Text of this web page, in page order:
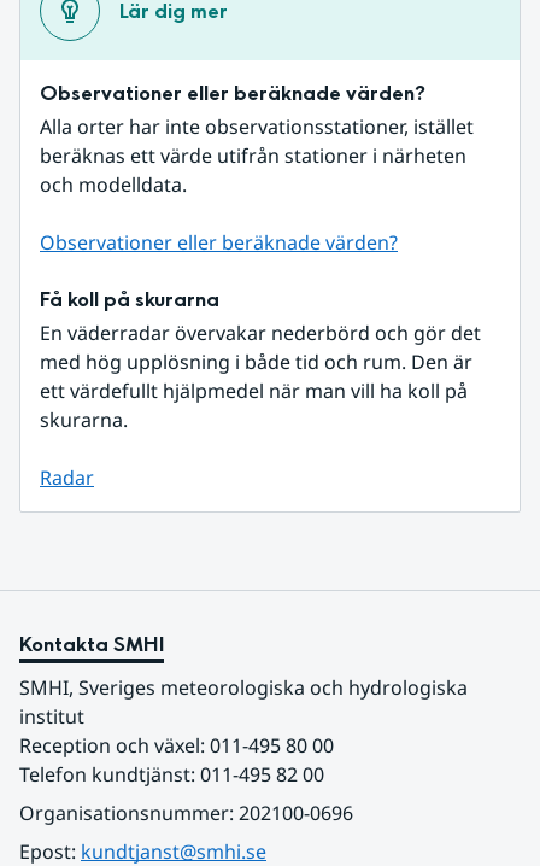
Lär dig mer
Observationer eller beräknade värden?
Alla orter har inte observationsstationer, istället
beräknas ett värde utifrån stationer i närheten
och modelldata.
Observationer eller beräknade värden?
Få koll på skurarna
En väderradar övervakar nederbörd och gör det
med hög upplösning i både tid och rum. Den är
ett värdefullt hjälpmedel när man vill ha koll på
skurarna.
Radar
Kontakta SMHI
SMHI, Sveriges meteorologiska och hydrologiska
institut
Reception och växel: 011-495 80 00
Telefon kundtjänst: 011-495 82 00
Organisationsnummer: 202100-0696
Epost: kundtjanst@smhi.se